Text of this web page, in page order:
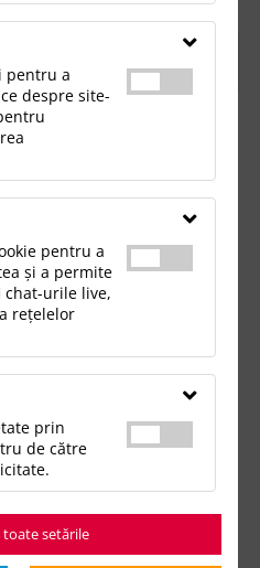
următoarele:
mai generală.
sau prin email la
găseşti produsul dorit.
pentru a
despre site-
pentru a
și a permite
chat-urile live,
rețelelor
prin
de către
toate setările